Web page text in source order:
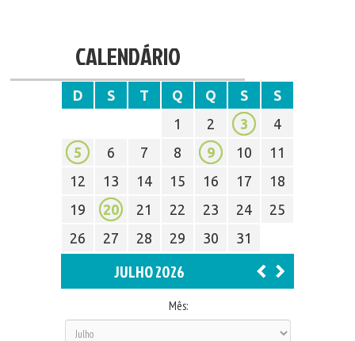
CALENDÁRIO
D S T Q Q S
S
1
2 3
4
5
6 7 8 9 10
11
12
13 14 15 16 17
18
19
20 21 22 23 24
25
26
27 28 29 30 31
JULHO 2026
Mês: